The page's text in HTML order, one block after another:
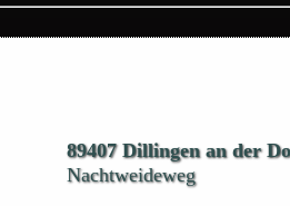
89407 Dillingen an der
Nachtweideweg